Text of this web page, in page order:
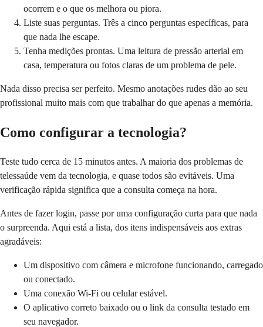
ocorrem e o que os melhora ou piora.
Liste suas perguntas. Três a cinco perguntas específicas, para
que nada lhe escape.
Tenha medições prontas. Uma leitura de pressão arterial em
casa, temperatura ou fotos claras de um problema de pele.
Nada disso precisa ser perfeito. Mesmo anotações rudes dão ao seu
profissional muito mais com que trabalhar do que apenas a memória.
Como configurar a tecnologia?
Teste tudo cerca de 15 minutos antes. A maioria dos problemas de
telessaúde vem da tecnologia, e quase todos são evitáveis. Uma
verificação rápida significa que a consulta começa na hora.
Antes de fazer login, passe por uma configuração curta para que nada
o surpreenda. Aqui está a lista, dos itens indispensáveis aos extras
agradáveis:
Um dispositivo com câmera e microfone funcionando, carregado
ou conectado.
Uma conexão Wi-Fi ou celular estável.
O aplicativo correto baixado ou o link da consulta testado em
seu navegador.